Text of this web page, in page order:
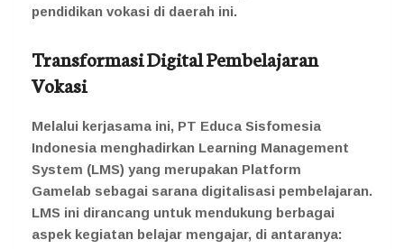
pendidikan vokasi di daerah ini.
Transformasi Digital Pembelajaran
Vokasi
Melalui kerjasama ini, PT Educa Sisfomesia
Indonesia menghadirkan Learning Management
System (LMS) yang merupakan Platform
Gamelab sebagai sarana digitalisasi pembelajaran.
LMS ini dirancang untuk mendukung berbagai
aspek kegiatan belajar mengajar, di antaranya: